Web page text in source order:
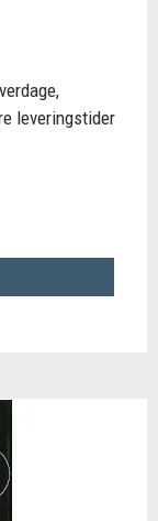
leveringstider